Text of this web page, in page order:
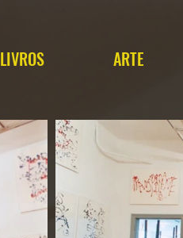
LIVROS ARTE